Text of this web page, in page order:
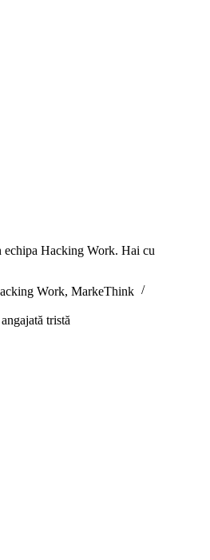
Hacking Work. Hai cu
Work, MarkeThink